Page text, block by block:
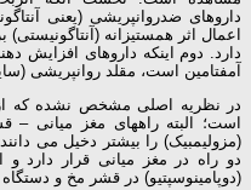
داروهای ضدروانپریشی (یعنی
دارد. دوم اینکه داروهای افزایش
آمفتامین است، مقلد روانپریشی
در نظریه اصلی مشخص نشده که از
است؛ البته راههای مغز میانی –
(مزولیمبیک) را بیشتر دخیل می
دو راه در مغز میانی قرار دارد و
(دوپامینوسپتیو) در قشر مخ و